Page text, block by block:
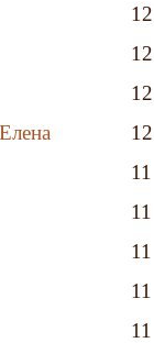
12
12
12
12
11
11
11
11
11